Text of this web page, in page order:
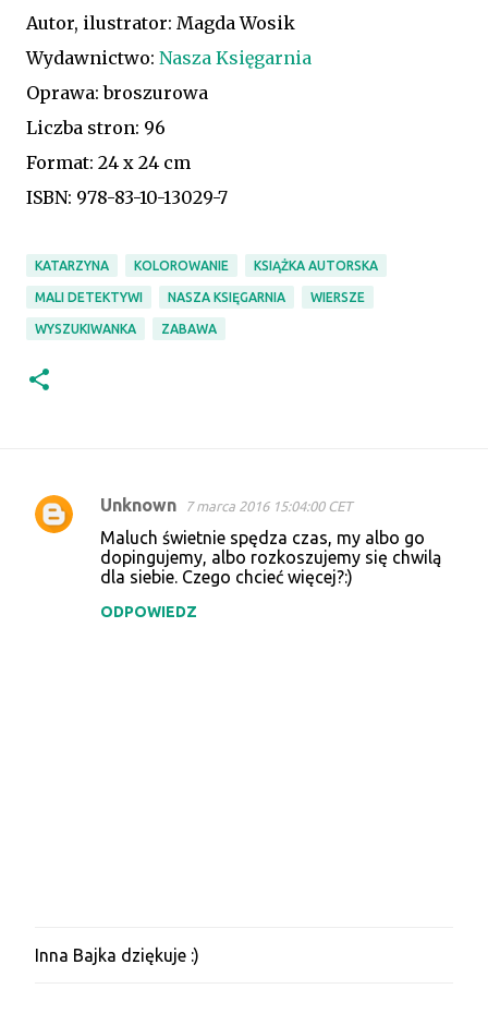
Autor, ilustrator: Magda Wosik
Wydawnictwo: Nasza Księgarnia
Oprawa: broszurowa
Liczba stron: 96
Format: 24 x 24 cm
ISBN: 978-83-10-13029-7
KATARZYNA KOLOROWANIE KSIĄŻKA AUTORSKA
MALI DETEKTYWI NASZA KSIĘGARNIA WIERSZE
WYSZUKIWANKA ZABAWA
K
Unknown 7 marca 2016 15:04:00 CET
Maluch świetnie spędza czas, my albo go
dopingujemy, albo rozkoszujemy się chwilą
dla siebie. Czego chcieć więcej?:)
ODPOWIEDZ
P
Inna Bajka dziękuje :)